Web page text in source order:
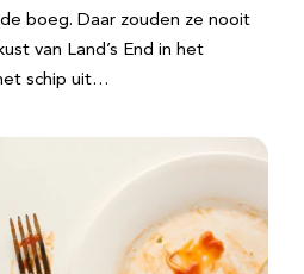
boeg. Daar zouden ze nooit
van Land’s End in het
schip uit…